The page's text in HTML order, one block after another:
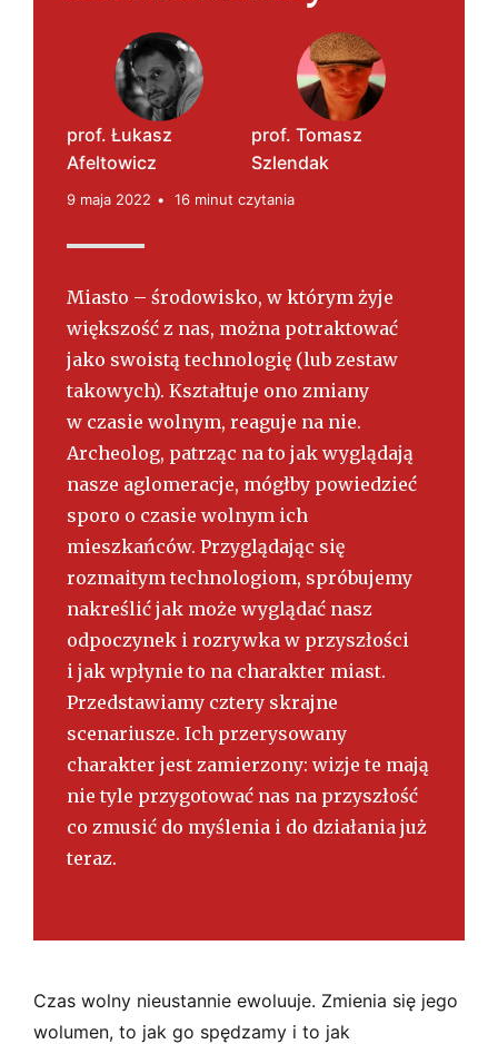
prof. Łukasz
Afeltowicz
prof. Tomasz
Szlendak
9 maja 2022 16 minut czytania
Miasto – środowisko, w którym żyje
większość z nas, można potraktować
jako swoistą technologię (lub zestaw
takowych). Kształtuje ono zmiany
w czasie wolnym, reaguje na nie.
Archeolog, patrząc na to jak wyglądają
nasze aglomeracje, mógłby powiedzieć
sporo o czasie wolnym ich
mieszkańców. Przyglądając się
rozmaitym technologiom, spróbujemy
nakreślić jak może wyglądać nasz
odpoczynek i rozrywka w przyszłości
i jak wpłynie to na charakter miast.
Przedstawiamy cztery skrajne
scenariusze. Ich przerysowany
charakter jest zamierzony: wizje te mają
nie tyle przygotować nas na przyszłość
co zmusić do myślenia i do działania już
teraz.
Czas wolny nieustannie ewoluuje. Zmienia się jego
wolumen, to jak go spędzamy i to jak